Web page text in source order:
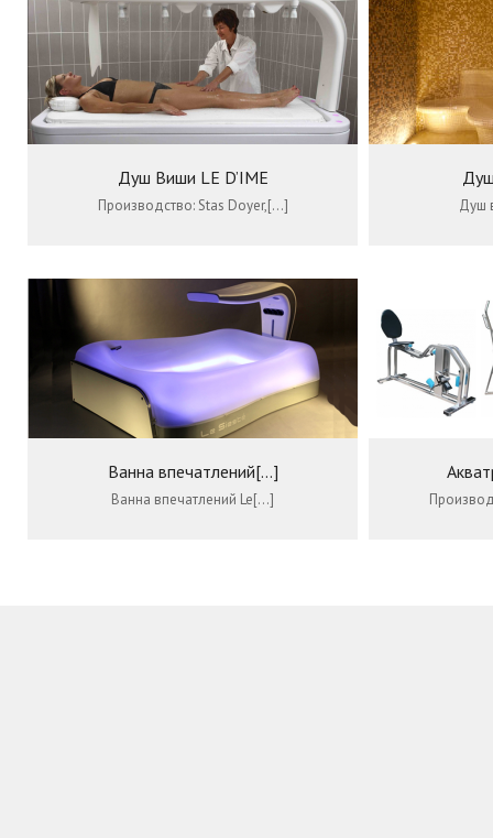
Душ Виши LE D’IME
Производство: Stas Doyer,[…] Душ
Ванна впечатлений[...]
Ванна впечатлений Le[…]